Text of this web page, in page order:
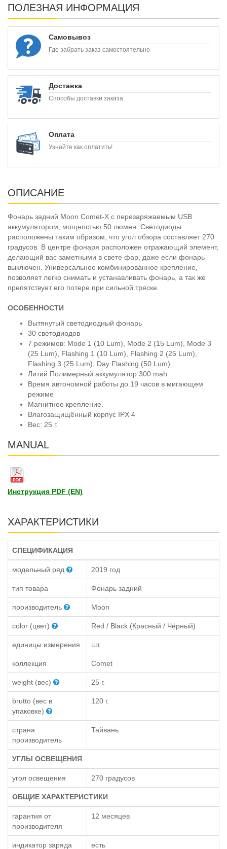
ПОЛЕЗНАЯ ИНФОРМАЦИЯ
Самовывоз
Где забрать заказ самостоятельно
Доставка
Способы доставки заказа
Оплата
Узнайте как оплатить!
ОПИСАНИЕ
Фонарь задний Moon Comet-X с перезаряжаемым USB
аккумулятором, мощностью 50 люмен. Светодиоды
расположены таким образом, что угол обзора составляет 270
градусов. В центре фонаря расположен отражающий элемент,
делающий вас заметными в свете фар, даже если фонарь
выключен. Универсальное комбинированное крепление,
позволяет легко снимать и устанавливать фонарь, а так же
препятствует его потере при сильной тряске.
ОСОБЕННОСТИ
Вытянутый светодиодный фонарь
30 светодиодов
7 режимов: Mode 1 (10 Lum), Mode 2 (15 Lum), Mode 3
(25 Lum), Flashing 1 (10 Lum), Flashing 2 (25 Lum),
Flashing 3 (25 Lum), Day Flashing (50 Lum)
Литий Полимерный аккумулятор 300 mah
Время автономной работы до 19 часов в мигающем
режиме
Магнитное крепление.
Влагозащищённый корпус IPX 4
Вес: 25 г.
MANUAL
Инструкция PDF (EN)
ХАРАКТЕРИСТИКИ
СПЕЦИФИКАЦИЯ
модельный ряд 2019 год
тип товара Фонарь задний
производитель Moon
color (цвет) Red / Black (Красный / Чёрный)
единицы измерения шт.
коллекция Comet
weight (вес) 25 г.
brutto (вес в
упаковке)
120 г.
страна
производитель
Тайвань
УГЛЫ ОСВЕЩЕНИЯ
угол освещения 270 градусов
ОБЩИЕ ХАРАКТЕРИСТИКИ
гарантия от
производителя
12 месяцев
индикатор заряда есть